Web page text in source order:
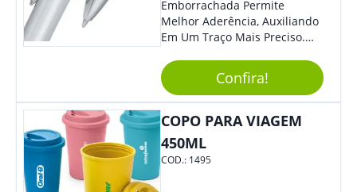
Emborrachada Permite
Melhor Aderência, Auxiliando
Em Um Traço Mais Preciso.
Todo Tipo De Evento E
Público.
Confira!
COPO PARA VIAGEM
450ML
COD.: 1495